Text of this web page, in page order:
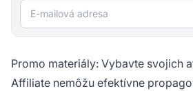
E-mailová adresa
Promo materiály: Vybavte svojich
Affiliate nemôžu efektívne